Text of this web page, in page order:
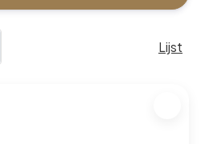
Lijst